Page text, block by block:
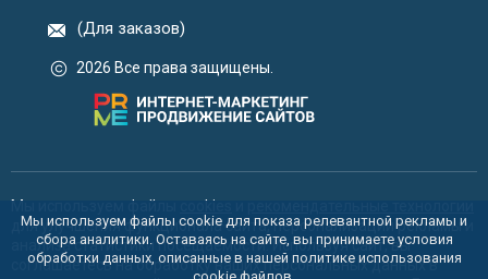
(Для заказов)
2026 Все права защищены.
Мы используем файлы cookies
для улучшения функционала сайта, персонализации рекламы и
анализа статистики посещаемости. Используя сайт, вы
соглашаетесь на обработку ваших персональных данных в
Мы используем файлы cookie для показа релевантной рекламы и
сбора аналитики. Оставаясь на сайте, вы принимаете условия
обработки данных, описанные в нашей политике использования